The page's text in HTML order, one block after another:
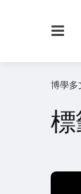
博學多
標